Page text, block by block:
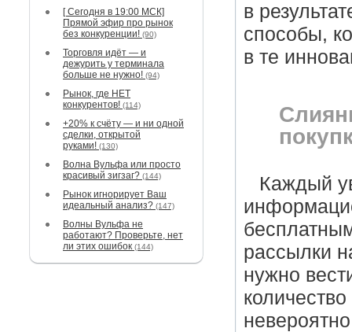
[ Сегодня в 19:00 МСК]
Прямой эфир про рынок
без конкуренции! (90)
Торговля идёт — и
дежурить у терминала
больше не нужно! (94)
Рынок, где НЕТ
конкурентов! (114)
+20% к счёту — и ни одной
сделки, открытой
руками! (130)
Волна Вульфа или просто
красивый зигзаг? (144)
Рынок игнорирует Ваш
идеальный анализ? (147)
Волны Вульфа не
работают? Проверьте, нет
ли этих ошибок (144)
в
способы,
в те
Каждый
рассылки
нужно